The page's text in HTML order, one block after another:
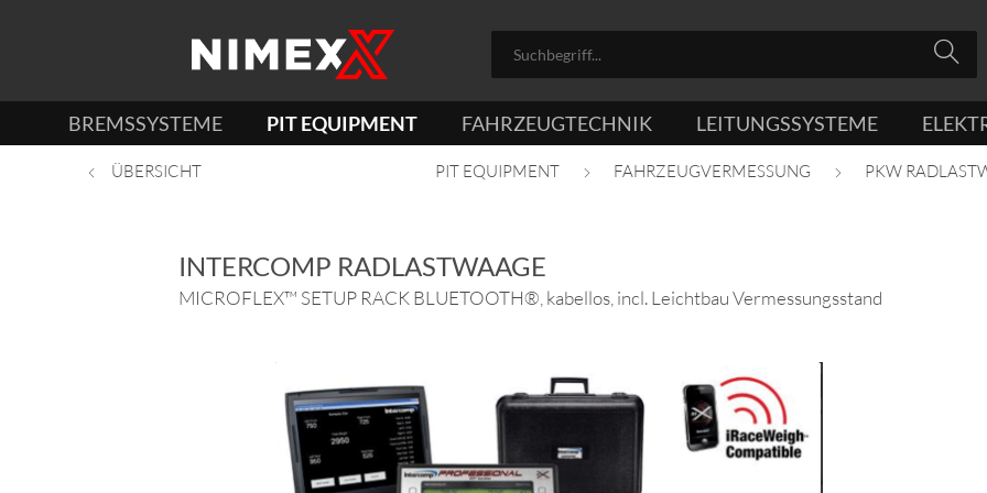
BREMSSYSTEME PIT EQUIPMENT FAHRZEUGTECHNIK LEITUNGSSYSTEME
ÜBERSICHT PIT EQUIPMENT FAHRZEUGVERMESSUNG PKW
INTERCOMP RADLASTWAAGE
MICROFLEX™ SETUP RACK BLUETOOTH®, kabellos, incl. Leichtbau Vermessungsstand